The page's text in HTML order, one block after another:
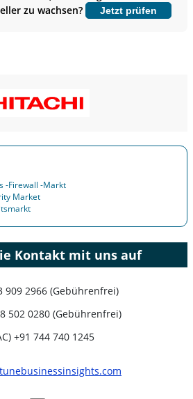
Jetzt anpassen
zu wachsen?
Jetzt prüfen
​​-Firewall -Markt
Market
Kontakt mit uns auf
909 2966 (Gebührenfrei)
502 0280 (Gebührenfrei)
+91 744 740 1245